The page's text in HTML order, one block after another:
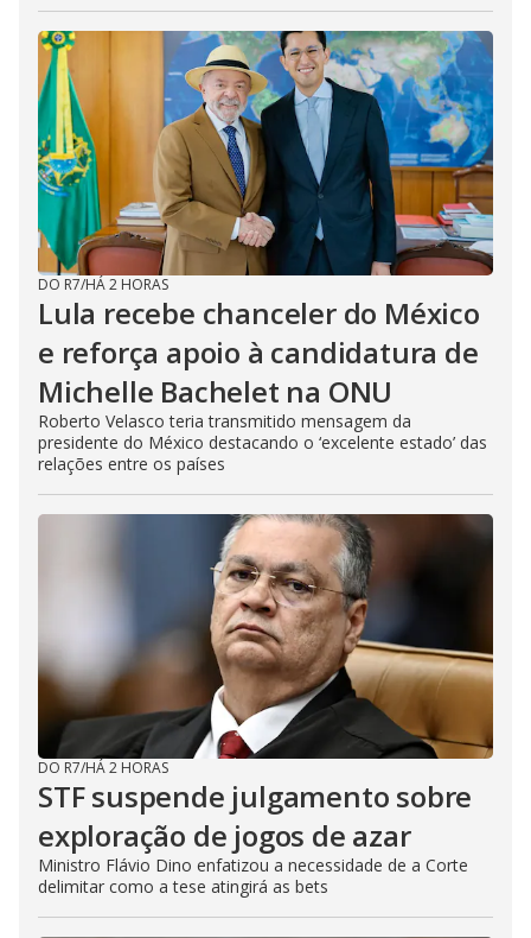
DO R7/HÁ 2 HORAS
Lula recebe chanceler do México
e reforça apoio à candidatura de
Michelle Bachelet na ONU
Roberto Velasco teria transmitido mensagem da
presidente do México destacando o ‘excelente estado’ das
relações entre os países
DO R7/HÁ 2 HORAS
STF suspende julgamento sobre
exploração de jogos de azar
Ministro Flávio Dino enfatizou a necessidade de a Corte
delimitar como a tese atingirá as bets